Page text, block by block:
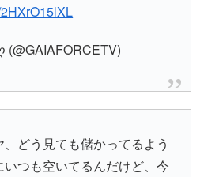
どう見ても儲かってるよう
つも空いてるんだけど、今